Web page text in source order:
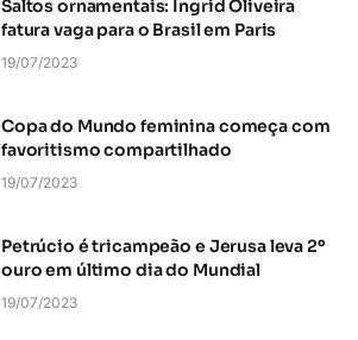
Saltos ornamentais: Ingrid Oliveira
fatura vaga para o Brasil em Paris
19/07/2023
Copa do Mundo feminina começa com
favoritismo compartilhado
19/07/2023
Petrúcio é tricampeão e Jerusa leva 2º
ouro em último dia do Mundial
19/07/2023